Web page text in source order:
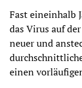
Fast eineinhalb
das Virus auf
neuer und
einen